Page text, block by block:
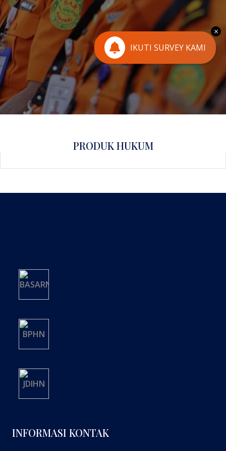
PRODUK HUKUM
INFORMASI KONTAK
IKUTI SURVEY KAMI
×